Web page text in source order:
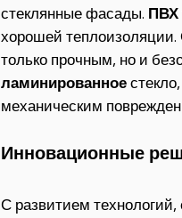
стеклянные фасады. ПВХ
хорошей теплоизоляции.
только прочным, но и
ламинированное
механическим
Инновационные
С развитием